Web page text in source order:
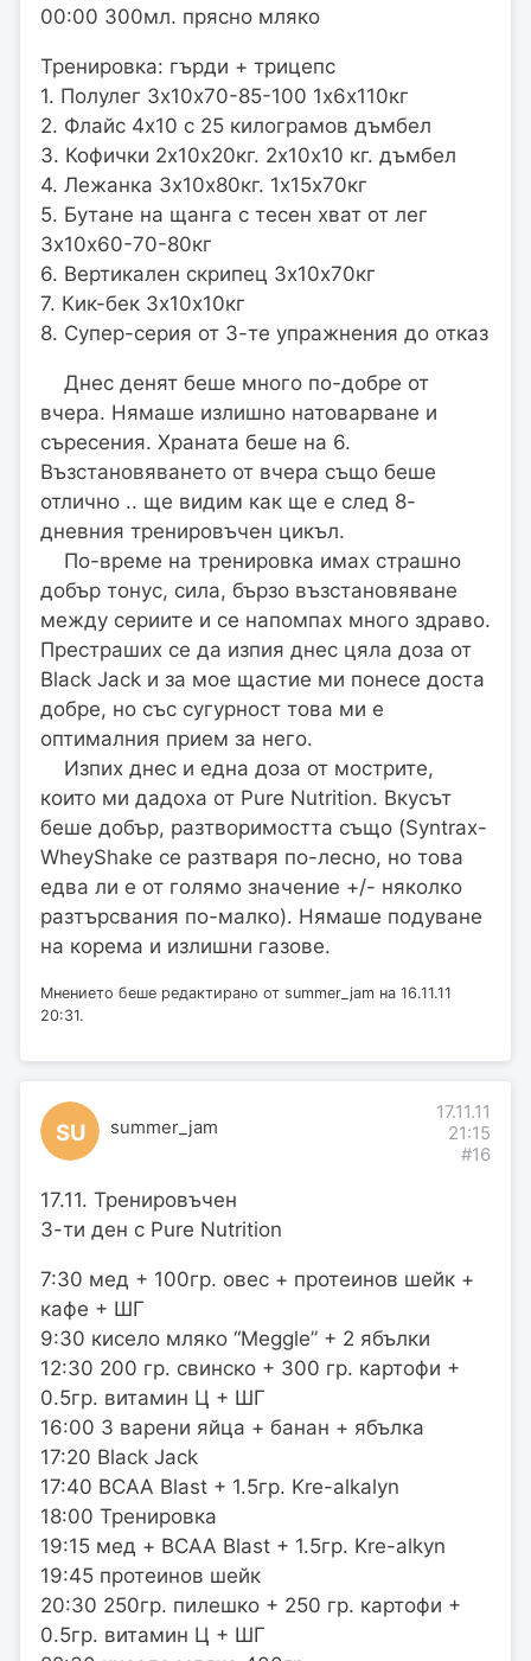
00:00 300мл. прясно мляко
Тренировка: гърди + трицепс
1. Полулег 3х10х70-85-100 1х6х110кг
2. Флайс 4х10 с 25 килограмов дъмбел
3. Кофички 2х10х20кг. 2х10х10 кг. дъмбел
4. Лежанка 3х10х80кг. 1х15х70кг
5. Бутане на щанга с тесен хват от лег
3х10х60-70-80кг
6. Вертикален скрипец 3х10х70кг
7. Кик-бек 3х10х10кг
8. Супер-серия от 3-те упражнения до отказ
Днес денят беше много по-добре от
вчера. Нямаше излишно натоварване и
съресения. Храната беше на 6.
Възстановяването от вчера също беше
отлично .. ще видим как ще е след 8-
дневния тренировъчен цикъл.
По-време на тренировка имах страшно
добър тонус, сила, бързо възстановяване
между сериите и се напомпах много здраво.
Престраших се да изпия днес цяла доза от
Black Jack и за мое щастие ми понесе доста
добре, но със сугурност това ми е
оптималния прием за него.
Изпих днес и една доза от мострите,
които ми дадоха от Pure Nutrition. Вкусът
беше добър, разтворимостта също (Syntrax-
WheyShake се разтваря по-лесно, но това
едва ли е от голямо значение +/- няколко
разтърсвания по-малко). Нямаше подуване
на корема и излишни газове.
Мнението беше редактирано от summer_jam на 16.11.11
20:31.
SU summer_jam
17.11.11
21:15
#16
17.11. Тренировъчен
3-ти ден с Pure Nutrition
7:30 мед + 100гр. овес + протеинов шейк +
кафе + ШГ
9:30 кисело мляко “Meggle” + 2 ябълки
12:30 200 гр. свинско + 300 гр. картофи +
0.5гр. витамин Ц + ШГ
16:00 3 варени яйца + банан + ябълка
17:20 Black Jack
17:40 BCAA Blast + 1.5гр. Kre-alkalyn
18:00 Тренировка
19:15 мед + BCAA Blast + 1.5гр. Kre-alkyn
19:45 протеинов шейк
20:30 250гр. пилешко + 250 гр. картофи +
0.5гр. витамин Ц + ШГ